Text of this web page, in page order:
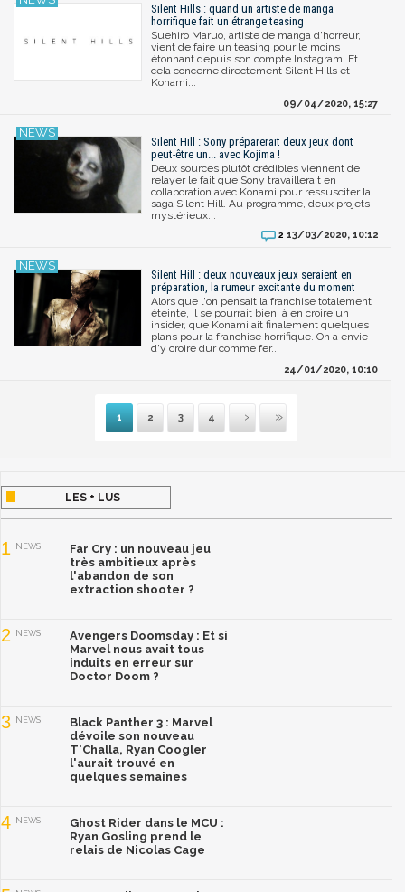
Silent Hills : quand un artiste de manga
horrifique fait un étrange teasing
Suehiro Maruo, artiste de manga d'horreur,
vient de faire un teasing pour le moins
étonnant depuis son compte Instagram. Et
cela concerne directement Silent Hills et
Konami...
09/04/2020, 15:27
Silent Hill : Sony préparerait deux jeux dont
peut-être un... avec Kojima !
Deux sources plutôt crédibles viennent de
relayer le fait que Sony travaillerait en
collaboration avec Konami pour ressusciter la
saga Silent Hill. Au programme, deux projets
mystérieux...
2 13/03/2020, 10:12
Silent Hill : deux nouveaux jeux seraient en
préparation, la rumeur excitante du moment
Alors que l'on pensait la franchise totalement
éteinte, il se pourrait bien, à en croire un
insider, que Konami ait finalement quelques
plans pour la franchise horrifique. On a envie
d'y croire dur comme fer...
24/01/2020, 10:10
1 2 3 4
Suivante
Dernière
LES + LUS
1 NEWS
Far Cry : un nouveau jeu
très ambitieux après
l'abandon de son
extraction shooter ?
2 NEWS
Avengers Doomsday : Et si
Marvel nous avait tous
induits en erreur sur
Doctor Doom ?
3 NEWS
Black Panther 3 : Marvel
dévoile son nouveau
T'Challa, Ryan Coogler
l'aurait trouvé en
quelques semaines
4 NEWS
Ghost Rider dans le MCU :
Ryan Gosling prend le
relais de Nicolas Cage